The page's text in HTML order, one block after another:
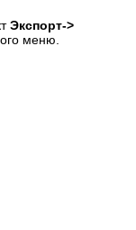
Экспорт->
меню.